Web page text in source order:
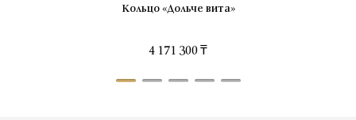
Кольцо «Дольче вита»
4 171 300 ₸